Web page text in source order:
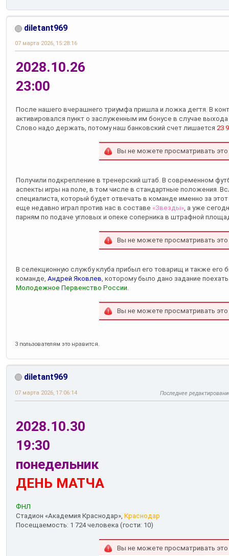
diletant969
07 марта 2026, 15:28:16
2028.10.26
23:00
После нашего вчерашнего триумфа пришла и ложка дегтя. В
активировался пункт о заслуженным им бонусе в случае
Слово надо держать, потому наш банковский счет лишается 23
Вы не можете просматривать
Получили подкрепление в тренерский штаб. В современном
аспекты игры на поле, в том числе в стандартные положения.
специалиста, который будет отвечать в команде именно за
еще недавно играл против нас в составе «Звезды», а уже
парням по подаче угловых и опеке соперника в штрафной
Вы не можете просматривать
В селекционную службу клуба прибыл его товарищ и также его
команде, Андрей Яковлев, которому было дано задание
Молодежное Первенство России.
Вы не можете просматривать
3 пользователям это нравится.
diletant969
07 марта 2026, 17:06:14 Последнее
2028.10.30
19:30
понедельник
ДЕНЬ МАТЧА
ФНЛ
Стадион «Академия Краснодар», Краснодар
Посещаемость: 1 724 человека (гости: 10)
Вы не можете просматривать